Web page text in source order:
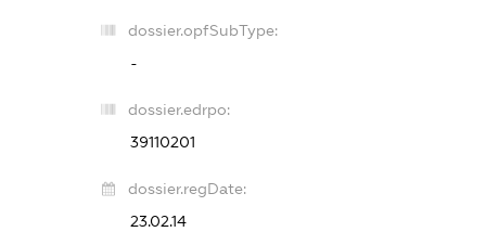
dossier.opfSubType:
-
dossier.edrpo:
39110201
dossier.regDate:
23.02.14